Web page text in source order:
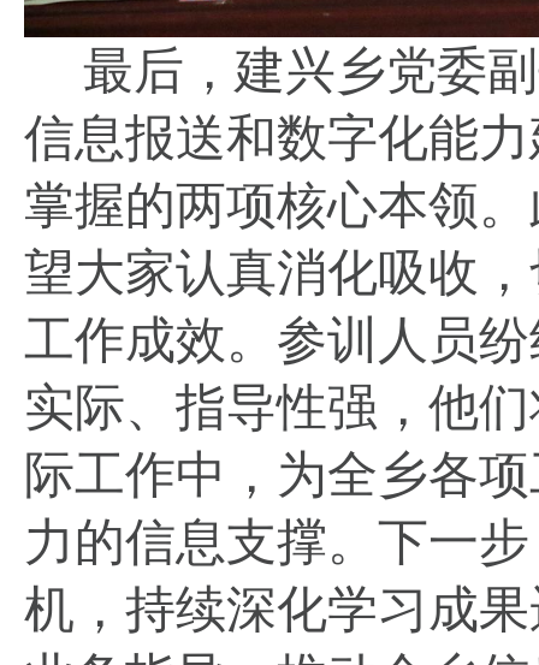
最后，建兴乡党委
信息报送和数字化能
掌握的两项核心本领
望大家认真消化吸收
工作成效。参训人员
实际、指导性强，他
际工作中，为全乡各
力的信息支撑。下一
机，持续深化学习成